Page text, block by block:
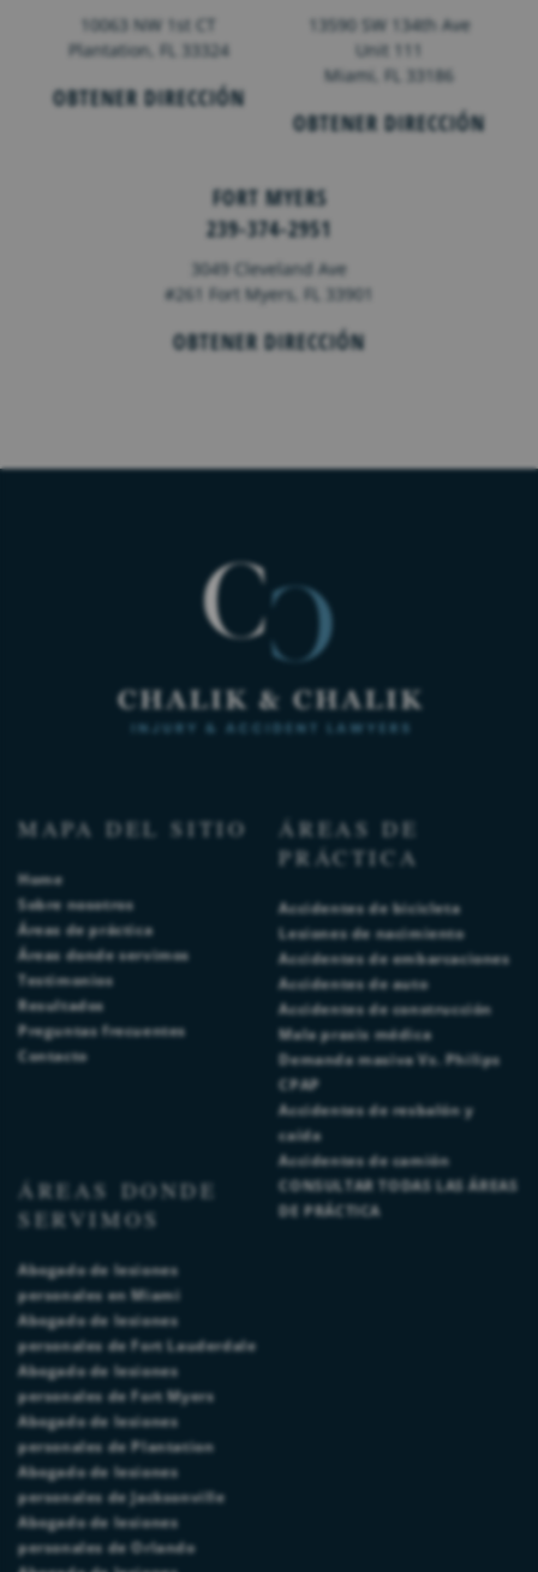
10063 NW 1st CT
Plantation, FL 33324
OBTENER DIRECCIÓN
13590 SW 134th Ave
Unit 111
Miami, FL 33186
OBTENER DIRECCIÓN
FORT MYERS
239-374-2951
3049 Cleveland Ave
#261 Fort Myers, FL 33901
OBTENER DIRECCIÓN
MAPA DEL SITIO
Home
Sobre nosotros
Áreas de práctica
Áreas donde servimos
Testimonios
Resultados
Preguntas frecuentes
Contacto
ÁREAS DE
PRÁCTICA
Accidentes de bicicleta
Lesiones de nacimiento
Accidentes de embarcaciones
Accidentes de auto
Accidentes de construcción
Mala praxis médica
Demanda masiva Vs. Philips
CPAP
Accidentes de resbalón y
caída
Accidentes de camión
CONSULTAR TODAS LAS ÁREAS
DE PRÁCTICA
ÁREAS DONDE
SERVIMOS
Abogado de lesiones
personales en Miami
Abogado de lesiones
personales de Fort Lauderdale
Abogado de lesiones
personales de Fort Myers
Abogado de lesiones
personales de Plantation
Abogado de lesiones
personales de Jacksonville
Abogado de lesiones
personales de Orlando